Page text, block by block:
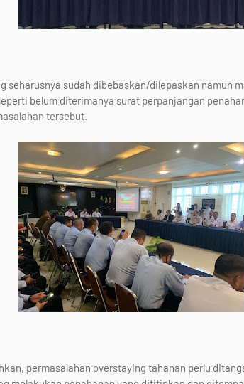
seharusnya sudah dibebaskan/dilepaskan namun
belum diterimanya surat perpanjangan
tersebut.
permasalahan overstaying tahanan perlu